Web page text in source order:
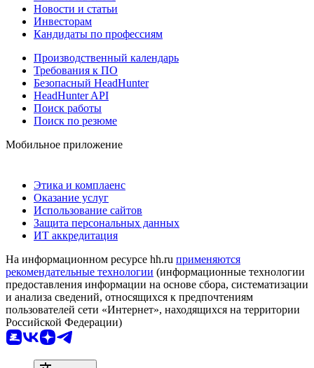
Новости и статьи
Инвесторам
Кандидаты по профессиям
Производственный календарь
Требования к ПО
Безопасный HeadHunter
HeadHunter API
Поиск работы
Поиск по резюме
Мобильное приложение
Этика и комплаенс
Оказание услуг
Использование сайтов
Защита персональных данных
ИТ аккредитация
На информационном ресурсе hh.ru применяются
рекомендательные технологии (информационные технологии
предоставления информации на основе сбора, систематизации
и анализа сведений, относящихся к предпочтениям
пользователей сети «Интернет», находящихся на территории
Российской Федерации)